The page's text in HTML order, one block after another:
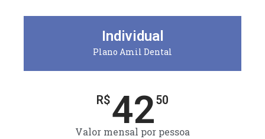
Individual
Plano Amil Dental
R$4250
Valor mensal por pessoa